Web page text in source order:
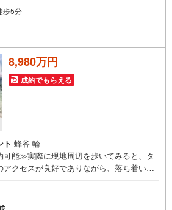
歩5分
8,980万円
成約でもらえる
ト 蜂谷 輪
能≫実際に現地周辺を歩いてみると、タ
アクセスが良好でありながら、落ち着いた
コンビニも徒歩3分圏内にあり、毎日のお
利だと感じました。本物件は更地となっ